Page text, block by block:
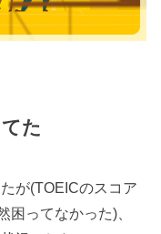
た
が(TOEICのスコア
困ってなかった)、